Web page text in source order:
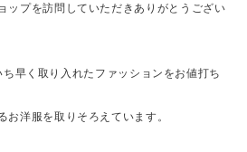
ップを訪問していただきありがとうござい
早く取り入れたファッションをお値打ち
洋服を取りそろえています。